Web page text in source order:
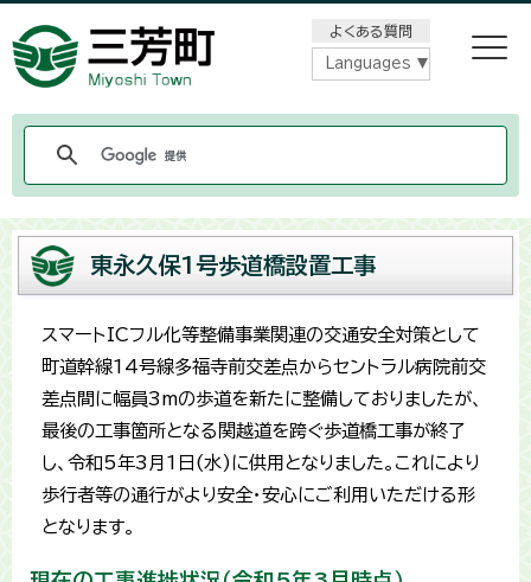
よくある質問
Languages
東永久保1号歩道橋設置工事
スマートICフル化等整備事業関連の交通安全対策として
町道幹線14号線多福寺前交差点からセントラル病院前交
差点間に幅員3mの歩道を新たに整備しておりましたが、
最後の工事箇所となる関越道を跨ぐ歩道橋工事が終了
し、令和5年3月1日(水)に供用となりました。これにより
歩行者等の通行がより安全・安心にご利用いただける形
となります。